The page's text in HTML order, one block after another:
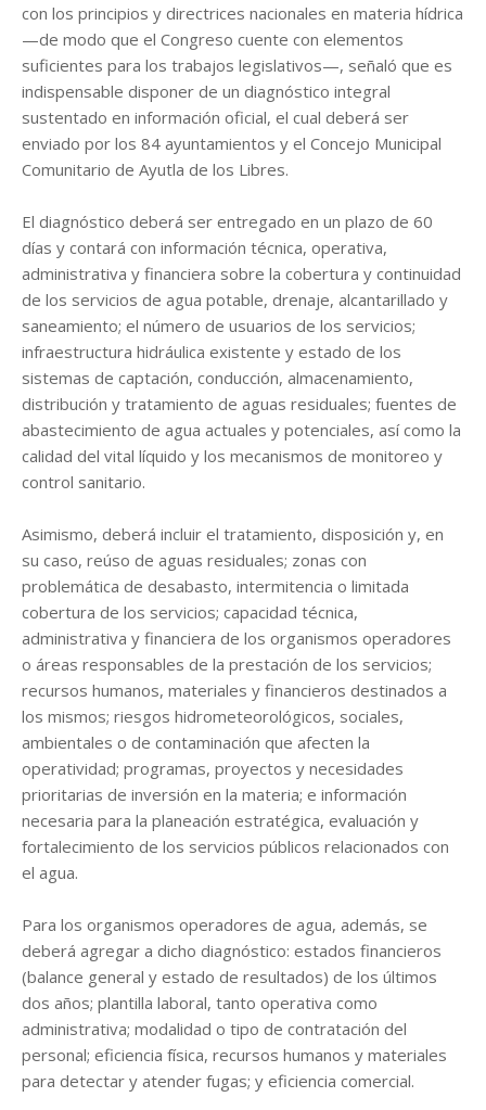
con los principios y directrices nacionales en materia hídrica
—de modo que el Congreso cuente con elementos
suficientes para los trabajos legislativos—, señaló que es
indispensable disponer de un diagnóstico integral
sustentado en información oficial, el cual deberá ser
enviado por los 84 ayuntamientos y el Concejo Municipal
Comunitario de Ayutla de los Libres.
El diagnóstico deberá ser entregado en un plazo de 60
días y contará con información técnica, operativa,
administrativa y financiera sobre la cobertura y continuidad
de los servicios de agua potable, drenaje, alcantarillado y
saneamiento; el número de usuarios de los servicios;
infraestructura hidráulica existente y estado de los
sistemas de captación, conducción, almacenamiento,
distribución y tratamiento de aguas residuales; fuentes de
abastecimiento de agua actuales y potenciales, así como la
calidad del vital líquido y los mecanismos de monitoreo y
control sanitario.
Asimismo, deberá incluir el tratamiento, disposición y, en
su caso, reúso de aguas residuales; zonas con
problemática de desabasto, intermitencia o limitada
cobertura de los servicios; capacidad técnica,
administrativa y financiera de los organismos operadores
o áreas responsables de la prestación de los servicios;
recursos humanos, materiales y financieros destinados a
los mismos; riesgos hidrometeorológicos, sociales,
ambientales o de contaminación que afecten la
operatividad; programas, proyectos y necesidades
prioritarias de inversión en la materia; e información
necesaria para la planeación estratégica, evaluación y
fortalecimiento de los servicios públicos relacionados con
el agua.
Para los organismos operadores de agua, además, se
deberá agregar a dicho diagnóstico: estados financieros
(balance general y estado de resultados) de los últimos
dos años; plantilla laboral, tanto operativa como
administrativa; modalidad o tipo de contratación del
personal; eficiencia física, recursos humanos y materiales
para detectar y atender fugas; y eficiencia comercial.